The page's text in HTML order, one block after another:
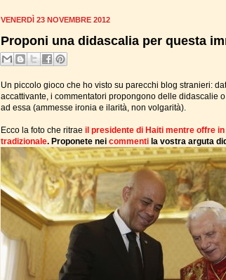
VENERDÌ 23 NOVEMBRE 2012
Proponi una didascalia per questa
Un piccolo gioco che ho visto su parecchi blog stranieri:
accattivante, i commentatori propongono delle didascalie
ad essa (ammesse ironia e ilarità, non volgarità).
Ecco la foto che ritrae il presidente di Haiti mentre offre
tradizionale. Proponete nei commenti la vostra arguta